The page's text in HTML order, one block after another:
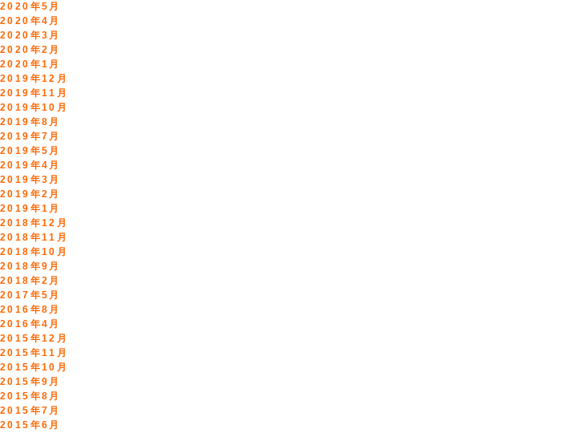
2020年5月
2020年4月
2020年3月
2020年2月
2020年1月
2019年12月
2019年11月
2019年10月
2019年8月
2019年7月
2019年5月
2019年4月
2019年3月
2019年2月
2019年1月
2018年12月
2018年11月
2018年10月
2018年9月
2018年2月
2017年5月
2016年8月
2016年4月
2015年12月
2015年11月
2015年10月
2015年9月
2015年8月
2015年7月
2015年6月